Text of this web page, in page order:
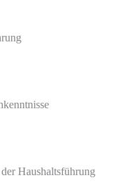
Haushaltsführung